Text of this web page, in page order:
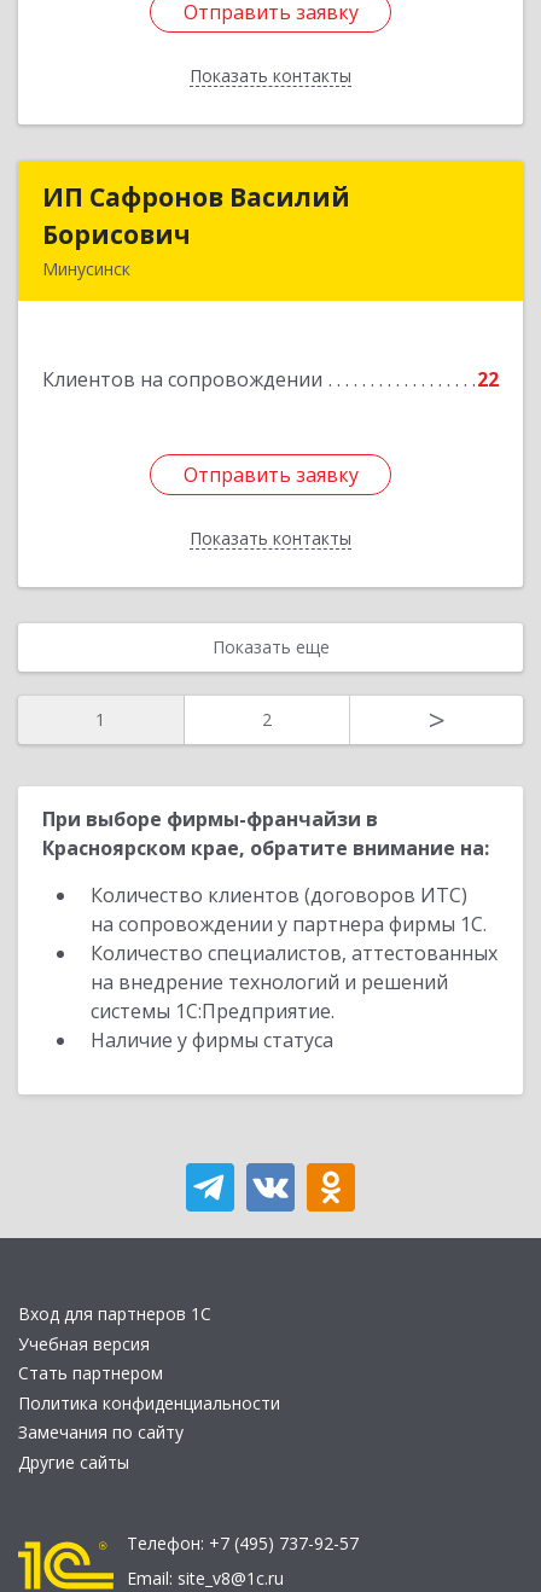
Отправить заявку
Показать контакты
Отправить заявку
Назад
ИП Сафронов Василий
Борисович
Минусинск
Клиентов на сопровождении 22
Отправить заявку
Показать контакты
ИП Сафронов Василий
Подробнее
Отправить заявку
Назад
Показать еще
1 2 >
При выборе фирмы-франчайзи в
Красноярском крае, обратите внимание на:
Количество клиентов (договоров ИТС)
на сопровождении у партнера фирмы 1С.
Количество специалистов, аттестованных
на внедрение технологий и решений
системы 1С:Предприятие.
Наличие у фирмы статуса
Вход для партнеров 1С
Учебная версия
Стать партнером
Политика конфиденциальности
Замечания по сайту
Другие сайты
Телефон: +7 (495) 737-92-57
Email: site_v8@1c.ru